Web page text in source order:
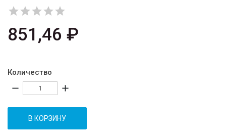

851,46 ₽
Количество
remove add
В КОРЗИНУ